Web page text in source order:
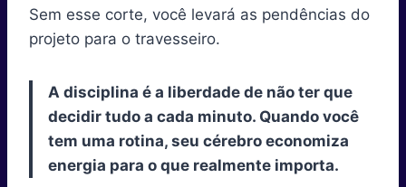
Sem esse corte, você levará as pendências do
projeto para o travesseiro.
A disciplina é a liberdade de não ter que
decidir tudo a cada minuto. Quando você
tem uma rotina, seu cérebro economiza
energia para o que realmente importa.